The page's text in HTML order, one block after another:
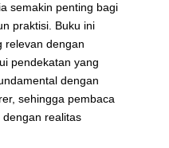
semakin penting bagi
praktisi. Buku ini
relevan dengan
pendekatan yang
dengan
sehingga pembaca
realitas